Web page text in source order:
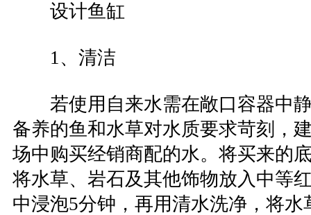
设计鱼缸
1、清洁
若使用自来水需在敞口容器中静
备养的鱼和水草对水质要求苛刻，
场中购买经销商配的水。将买来的
将水草、岩石及其他饰物放入中等
中浸泡5分钟，再用清水洗净，将